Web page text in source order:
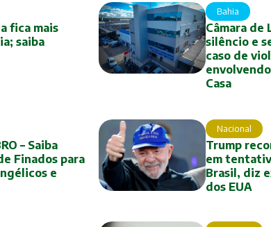
fica mais
saiba
Bahia
Câmara de
silêncio e
caso de
Casa
– Saiba
Finados para
e
Nacional
Trump
em
Brasil, diz
dos EUA